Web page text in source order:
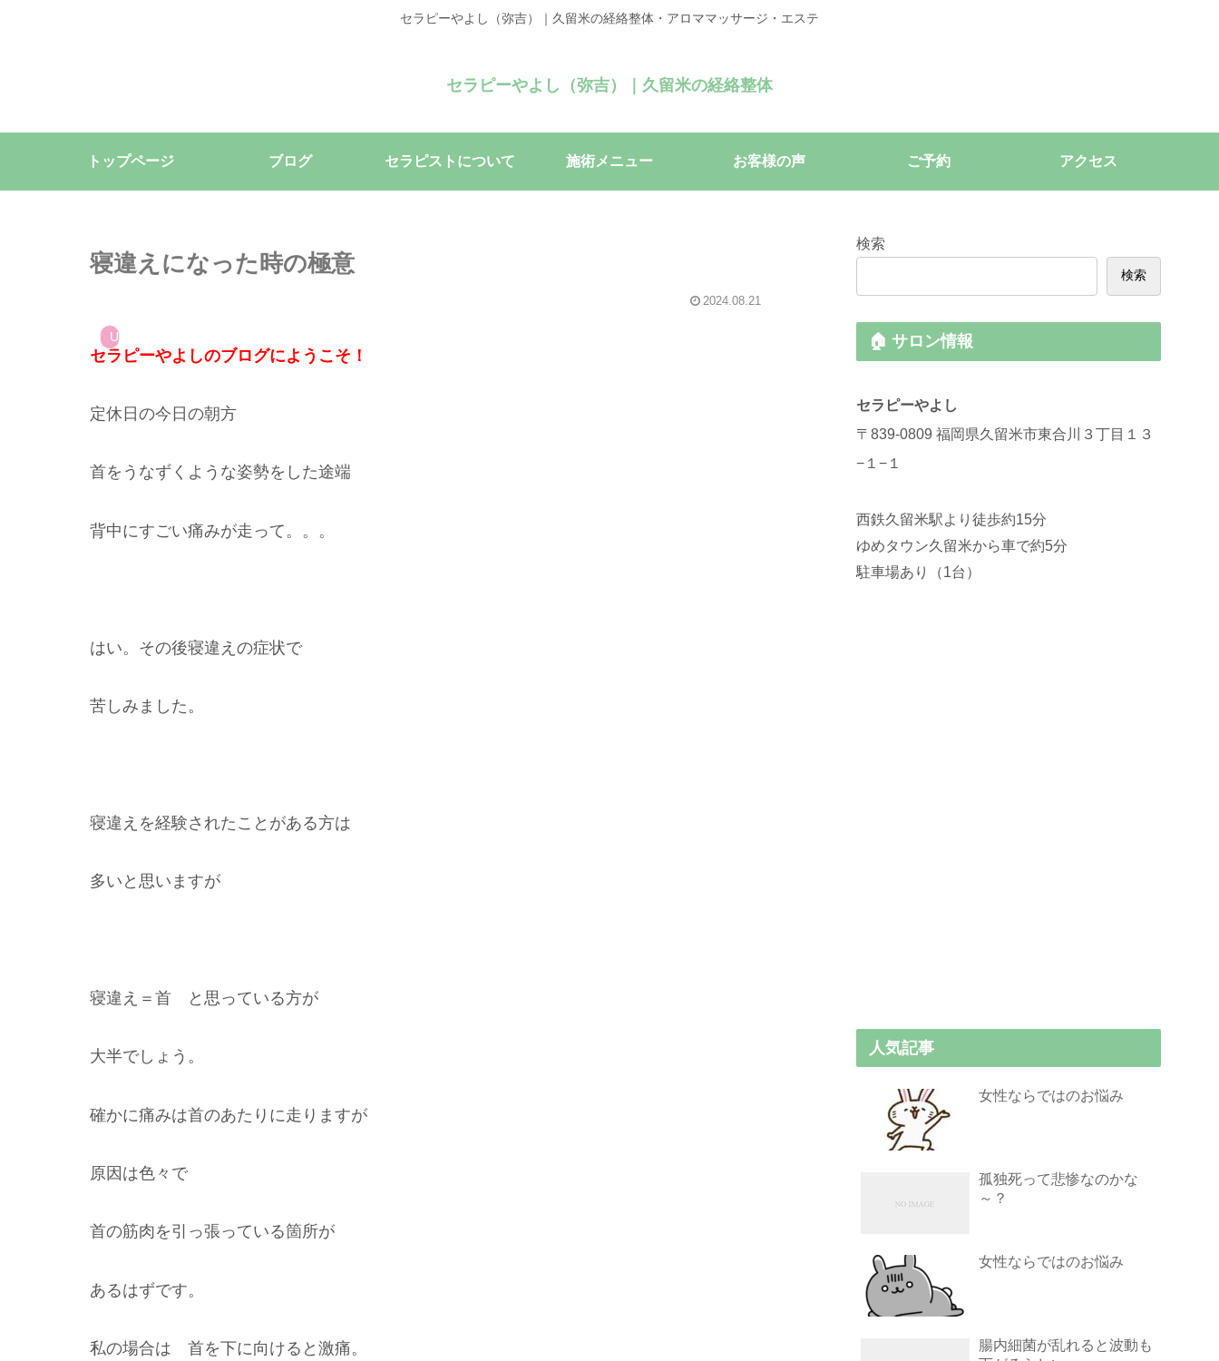
セラピーやよし（弥吉）｜久留米の経絡整体・アロママッサージ・エステ
セラピーやよし（弥吉）｜久留米の経絡整体
トップページ ブログ セラピストについて 施術メニュー お客様の声 ご予約 アクセス
寝違えになった時の極意
2024.08.21
Uncategorized
セラピーやよしのブログにようこそ！
定休日の今日の朝方
首をうなずくような姿勢をした途端
背中にすごい痛みが走って。。。
はい。その後寝違えの症状で
苦しみました。
寝違えを経験されたことがある方は
多いと思いますが
寝違え＝首 と思っている方が
大半でしょう。
確かに痛みは首のあたりに走りますが
原因は色々で
首の筋肉を引っ張っている箇所が
あるはずです。
私の場合は 首を下に向けると激痛。
検索
検索
🏠 サロン情報
セラピーやよし
〒839-0809 福岡県久留米市東合川３丁目１３
−１−１
西鉄久留米駅より徒歩約15分
ゆめタウン久留米から車で約5分
駐車場あり（1台）
人気記事
女性ならではのお悩み
孤独死って悲惨なのかな
～？
女性ならではのお悩み
腸内細菌が乱れると波動も